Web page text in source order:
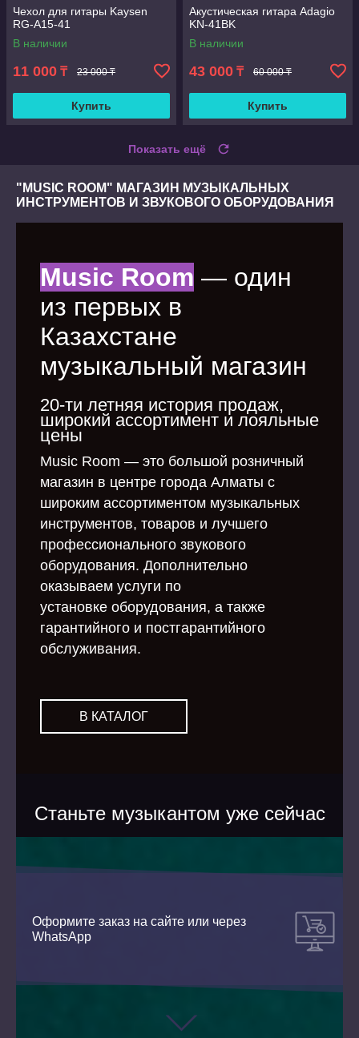
Чехол для гитары Kaysen
RG-A15-41
В наличии
11 000 ₸ 23 000 ₸
Купить
Акустическая гитара Adagio
KN-41BK
В наличии
43 000 ₸ 60 000 ₸
Купить
Показать ещё
"MUSIC ROOM" МАГАЗИН МУЗЫКАЛЬНЫХ
ИНСТРУМЕНТОВ И ЗВУКОВОГО ОБОРУДОВАНИЯ
Music Room — один
из первых в
Казахстане
музыкальный магазин
20-ти летняя история продаж,
широкий ассортимент и лояльные
цены
Music Room — это большой розничный
магазин в центре города Алматы с
широким ассортиментом музыкальных
инструментов, товаров и лучшего
профессионального звукового
оборудования. Дополнительно
оказываем услуги по
установке оборудования, а также
гарантийного и постгарантийного
обслуживания.
В КАТАЛОГ
Станьте музыкантом уже сейчас
Оформите заказ на сайте или через
WhatsApp